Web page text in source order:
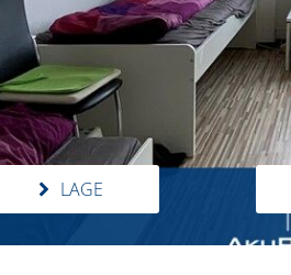
LAGE